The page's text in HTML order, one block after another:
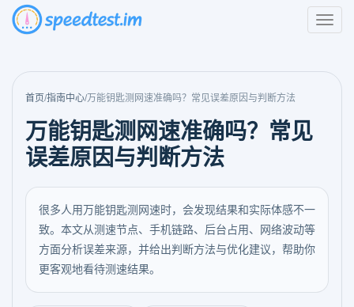
首页/指南中心/万能钥匙测网速准确吗？常见误差原因与判断方法
万能钥匙测网速准确吗？常见
误差原因与判断方法
很多人用万能钥匙测网速时，会发现结果和实际体感不一
致。本文从测速节点、手机链路、后台占用、网络波动等
方面分析误差来源，并给出判断方法与优化建议，帮助你
更客观地看待测速结果。